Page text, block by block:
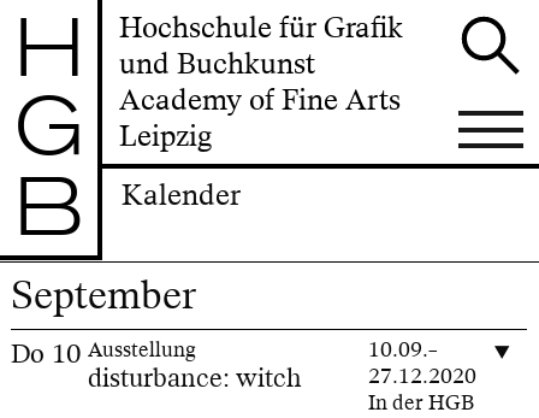
H
G
B
Hochschule für Grafik
und Buchkunst
Academy of Fine Arts
Leipzig
Kalender
September
Do 10 Ausstellung
disturbance: witch
10.09.–
27.12.2020
In der HGB